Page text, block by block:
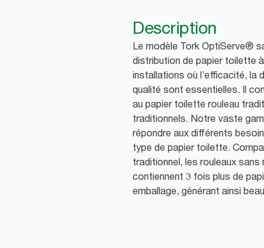
Description
Le modèle Tork OptiServe®
distribution de papier toilette
installations où l’efficacité, la
qualité sont essentielles. Il
au papier toilette rouleau
traditionnels. Notre vaste
répondre aux différents
type de papier toilette.
traditionnel, les rouleaux sans
contiennent 3 fois plus de
emballage, générant ainsi